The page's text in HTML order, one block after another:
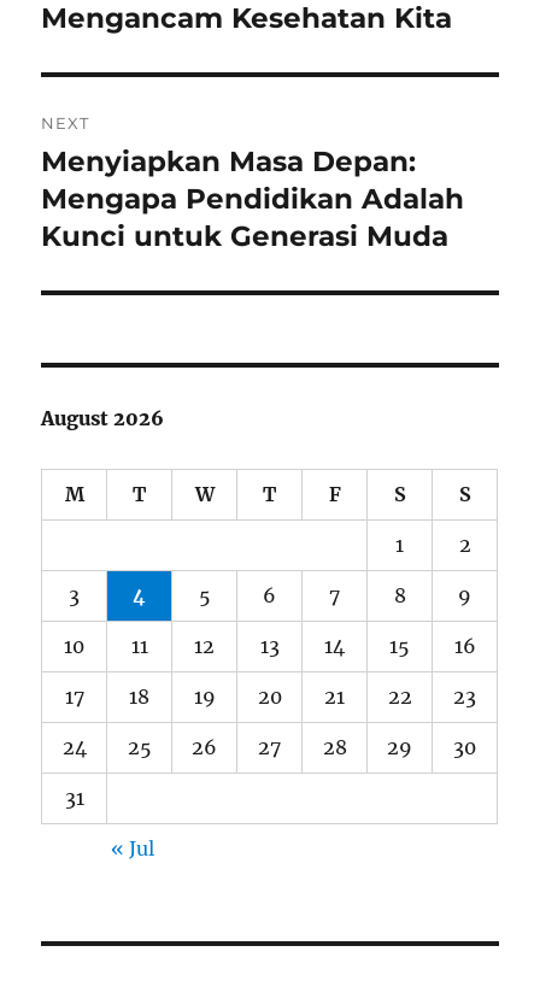
Mengancam Kesehatan Kita
NEXT
Next
post:
Menyiapkan Masa Depan:
Mengapa Pendidikan Adalah
Kunci untuk Generasi Muda
August 2026
M T W T F S S
1 2
3 4 5 6 7 8 9
10 11 12 13 14 15 16
17 18 19 20 21 22 23
24 25 26 27 28 29 30
31
« Jul